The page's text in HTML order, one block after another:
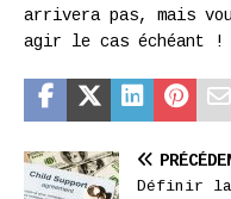
arrivera pas, mais
agir le cas échéant !
Définir